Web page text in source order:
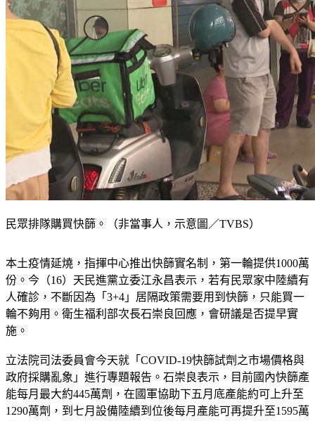
民眾排隊購買快篩。（非當事人，示意圖／TVBS）
本土疫情延燒，指揮中心推出快篩實名制，第一輪提供1000萬
份。今（16）天民進黨立委江永昌表示，若有民眾家中陸續有
人確診，不斷因為「3+4」居隔政策需要用到快篩，只能買一
輪不夠用。衛生福利部次長石崇良回應，會研議是否提早實
施。
立法院司法委員會今天就「COVID-19快篩試劑之市場價格與
政府採購亂象」進行專題報告。石崇良表示，目前國內快篩產
能每月最大約445萬劑，在國軍協助下五月底產能約可上升至
1290萬劑，到七月設備陸續到位後每月產能可再提升至1595萬